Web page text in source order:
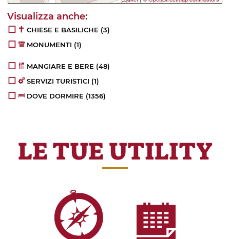
CHIESE E BASILICHE (3)
MONUMENTI (1)
MANGIARE E BERE (48)
SERVIZI TURISTICI (1)
DOVE DORMIRE (1356)
LE TUE UTILITY